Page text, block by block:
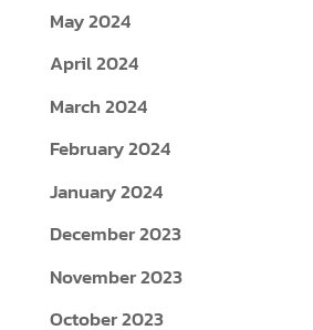
February 2024
January 2024
December 2023
November 2023
October 2023
September 2023
August 2023
July 2023